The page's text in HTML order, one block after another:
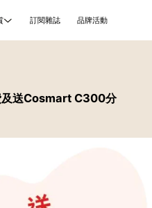
訂閱雜誌 品牌活動
及送Cosmart C300分